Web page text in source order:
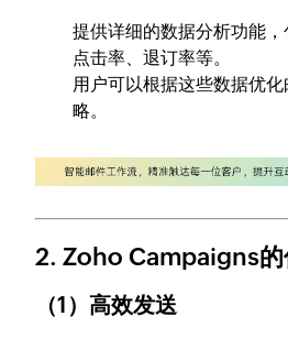
提供详细的数据分析功能，
点击率、退订率等。
用户可以根据这些数据优
略。
2. Zoho Campaigns的
（1）高效发送